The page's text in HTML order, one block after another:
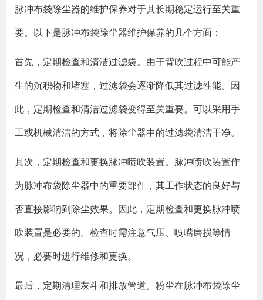
脉冲布袋除尘器的维护保养对于其长期稳定运行至关重
要。以下是脉冲布袋除尘器维护保养的几个方面：
首先，定期检查和清洁过滤袋。由于背吹过程中可能产
生的沉积物和堵塞，过滤袋会逐渐降低其过滤性能。因
此，定期检查和清洁过滤袋变得至关重要。可以采用手
工或机械清洁的方式，将除尘器中的过滤袋清洁干净。
其次，定期检查和更换脉冲喷吹装置。脉冲喷吹装置作
为脉冲布袋除尘器中的重要部件，其工作状态的良好与
否直接影响到除尘效果。因此，定期检查和更换脉冲喷
吹装置是必要的。检查时需注意气压、喷嘴磨损等情
况，必要时进行维修和更换。
最后，定期清理灰斗和排放管道。粉尘在脉冲布袋除尘